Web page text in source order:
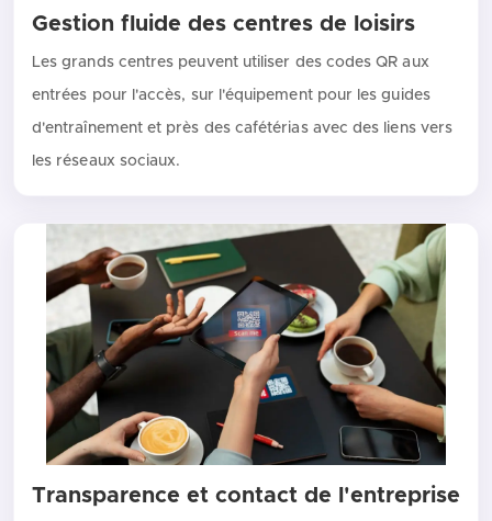
Gestion fluide des centres de loisirs
Les grands centres peuvent utiliser des codes QR aux
entrées pour l'accès, sur l'équipement pour les guides
d'entraînement et près des cafétérias avec des liens vers
les réseaux sociaux.
Transparence et contact de l'entreprise